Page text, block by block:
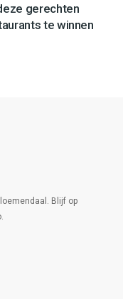
gerechten
te winnen
Blijf op